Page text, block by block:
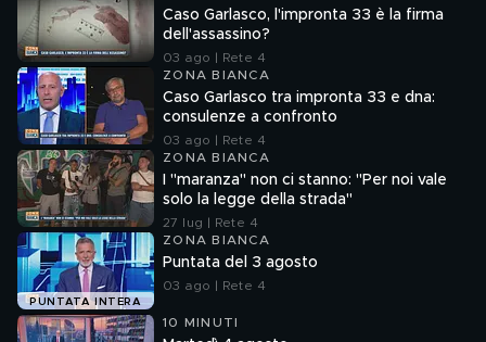
Caso Garlasco, l'impronta 33 è la firma
dell'assassino?
03 ago | Rete 4
ZONA BIANCA
Caso Garlasco tra impronta 33 e dna:
consulenze a confronto
03 ago | Rete 4
ZONA BIANCA
I "maranza" non ci stanno: "Per noi vale
solo la legge della strada"
27 lug | Rete 4
PUNTATA INTERA
ZONA BIANCA
Puntata del 3 agosto
03 ago | Rete 4
10 MINUTI